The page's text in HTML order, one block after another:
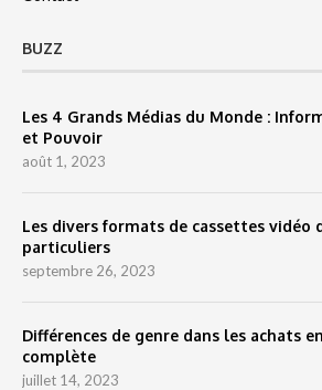
BUZZ
Les 4 Grands Médias du Monde :
et Pouvoir
août 1, 2023
Les divers formats de cassettes vidéo
particuliers
septembre 26, 2023
Différences de genre dans les achats
complète
juillet 14, 2023